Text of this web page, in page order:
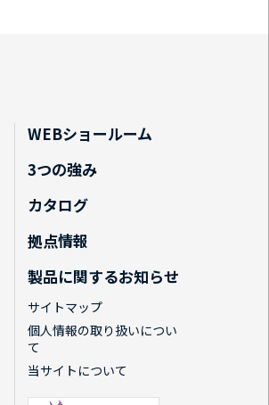
WEBショールーム
3つの強み
カタログ
拠点情報
製品に関するお知らせ
サイトマップ
個人情報の取り扱いについ
て
当サイトについて